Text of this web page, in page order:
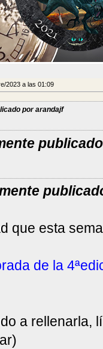
2023 a las 01:09
por arandajf
que esta
de la
a rellenarla,